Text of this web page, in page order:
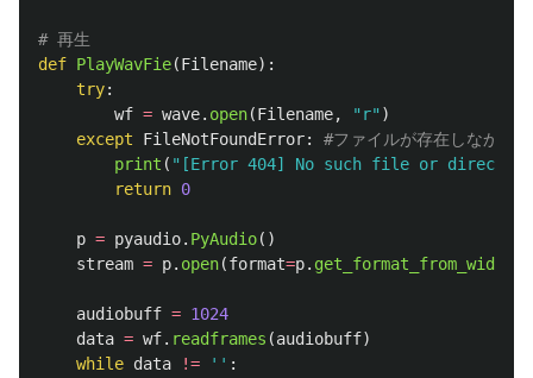
def PlayWavFie(Filename):
try:
wf = wave. open(Filename, " r" )
except
FileNotFoundError:
print ( " [Error 404] No such file or
return 0
p = pyaudio. PyAudio()
stream = p. open(format=p. get_format_from_width
audiobuff = 1024
data = wf. readframes (audiobuff)
while data != '' :